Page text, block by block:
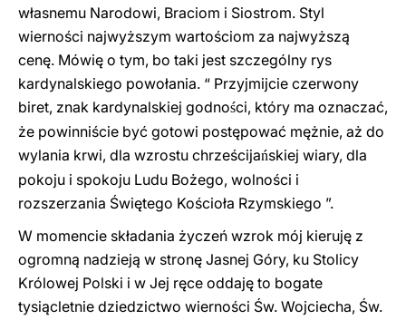
własnemu Narodowi, Braciom i Siostrom. Styl
wierności najwyższym wartościom za najwyższą
cenę. Mówię o tym, bo taki jest szczególny rys
kardynalskiego powołania. “ Przyjmijcie czerwony
biret, znak kardynalskiej godności, który ma oznaczać,
że powinniście być gotowi postępować mężnie, aż do
wylania krwi, dla wzrostu chrześcijańskiej wiary, dla
pokoju i spokoju Ludu Bożego, wolności i
rozszerzania Świętego Kościoła Rzymskiego ”.
W momencie składania życzeń wzrok mój kieruję z
ogromną nadzieją w stronę Jasnej Góry, ku Stolicy
Królowej Polski i w Jej ręce oddaję to bogate
tysiącletnie dziedzictwo wierności Św. Wojciecha, Św.